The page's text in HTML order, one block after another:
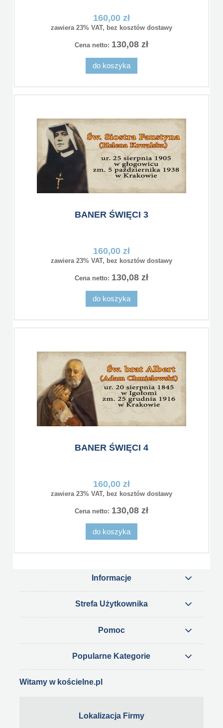
160,00 zł
zawiera 23% VAT, bez kosztów dostawy
Cena netto: 130,08 zł
do koszyka
BANER ŚWIĘCI 3
160,00 zł
zawiera 23% VAT, bez kosztów dostawy
Cena netto: 130,08 zł
do koszyka
BANER ŚWIĘCI 4
160,00 zł
zawiera 23% VAT, bez kosztów dostawy
Cena netto: 130,08 zł
do koszyka
Informacje
Strefa Użytkownika
Pomoc
Popularne Kategorie
Witamy w kościelne.pl
Lokalizacja Firmy